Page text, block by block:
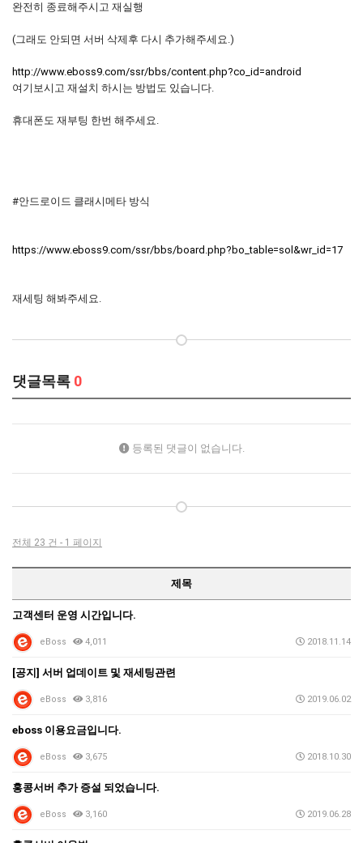
완전히 종료해주시고 재실행
(그래도 안되면 서버 삭제후 다시 추가해주세요.)
http://www.eboss9.com/ssr/bbs/content.php?co_id=android
여기보시고 재설치 하시는 방법도 있습니다.
휴대폰도 재부팅 한번 해주세요.
#안드로이드 클래시메타 방식
https://www.eboss9.com/ssr/bbs/board.php?bo_table=sol&wr_id=17
재세팅 해봐주세요.
댓글목록 0
등록된 댓글이 없습니다.
전체 23 건 - 1 페이지
제목
고객센터 운영 시간입니다.
eBoss 4,011 2018.11.14
[공지] 서버 업데이트 및 재세팅관련
eBoss 3,816 2019.06.02
eboss 이용요금입니다.
eBoss 3,675 2018.10.30
홍콩서버 추가 증설 되었습니다.
eBoss 3,160 2019.06.28